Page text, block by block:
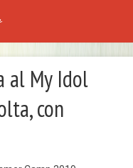
al My Idol
con